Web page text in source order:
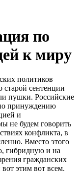
по
к миру
политиков
старой сентенции
пушки. Российские
принуждению
и
не будем говорить
конфликта, в
Вместо этого
гибридную и на
гражданских
этим вот всем.